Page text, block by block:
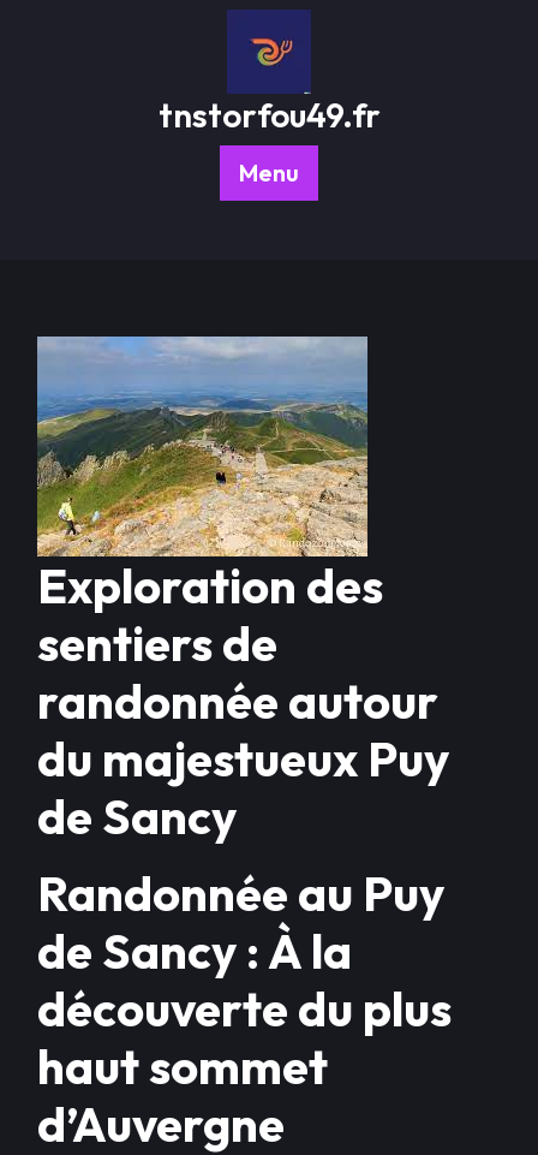
tnstorfou49.fr
Menu
Exploration des
sentiers de
randonnée autour
du majestueux Puy
de Sancy
Randonnée au Puy
de Sancy : À la
découverte du plus
haut sommet
d’Auvergne